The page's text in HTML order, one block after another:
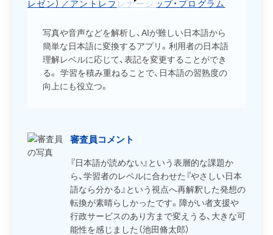
写真や音声などを解析し、AIが難しい日本語から
簡単な日本語に変換するアプリ。利用者の日本語
理解レベルに応じて、表記を変更することができ
る。 学習を積み重ねることで、日本語の習熟度の
向上にも役立つ。
審査員コメント
『日本語が読めない』という表層的な課題か
ら、学習者のレベルに合わせた『やさしい日本
語なら分かる』という視点へ再解釈した発想の
転換が素晴らしかったです。障がい者支援や
行政サービスのあり方まで変えうる、大きな可
能性を感じました（池田脩太郎）